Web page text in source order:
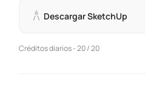
Descargar SketchUp
Créditos diarios - 20 / 20